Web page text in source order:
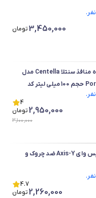
3,450,000تومان
آمپول کنترل و کوچک کننده منافذ سنتلا Centella مدل
Poremizing Fresh Ampoule حجم 100 میلی لیتر کد
4
2,950,000تومان
3,100,000
‎سرم دور چشم کلاژن اکسیس وای Axis-Y ضد چروک و
4.7
2,260,000تومان